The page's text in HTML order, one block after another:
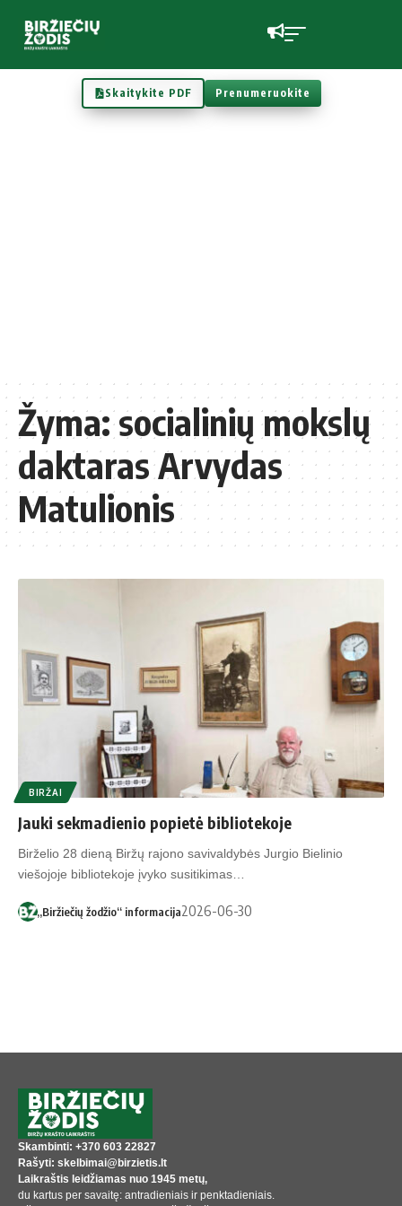
Skaitykite PDF Prenumeruokite
Žyma:socialinių mokslų
daktaras Arvydas
Matulionis
BIRŽAI
Jauki sekmadienio popietė bibliotekoje
Birželio 28 dieną Biržų rajono savivaldybės Jurgio Bielinio
viešojoje bibliotekoje įvyko susitikimas…
„Biržiečių žodžio“ informacija2026-06-30
Skambinti: +370 603 22827
Rašyti: skelbimai@birzietis.lt
Laikraštis leidžiamas nuo 1945 metų,
du kartus per savaitę: antradieniais ir penktadieniais.